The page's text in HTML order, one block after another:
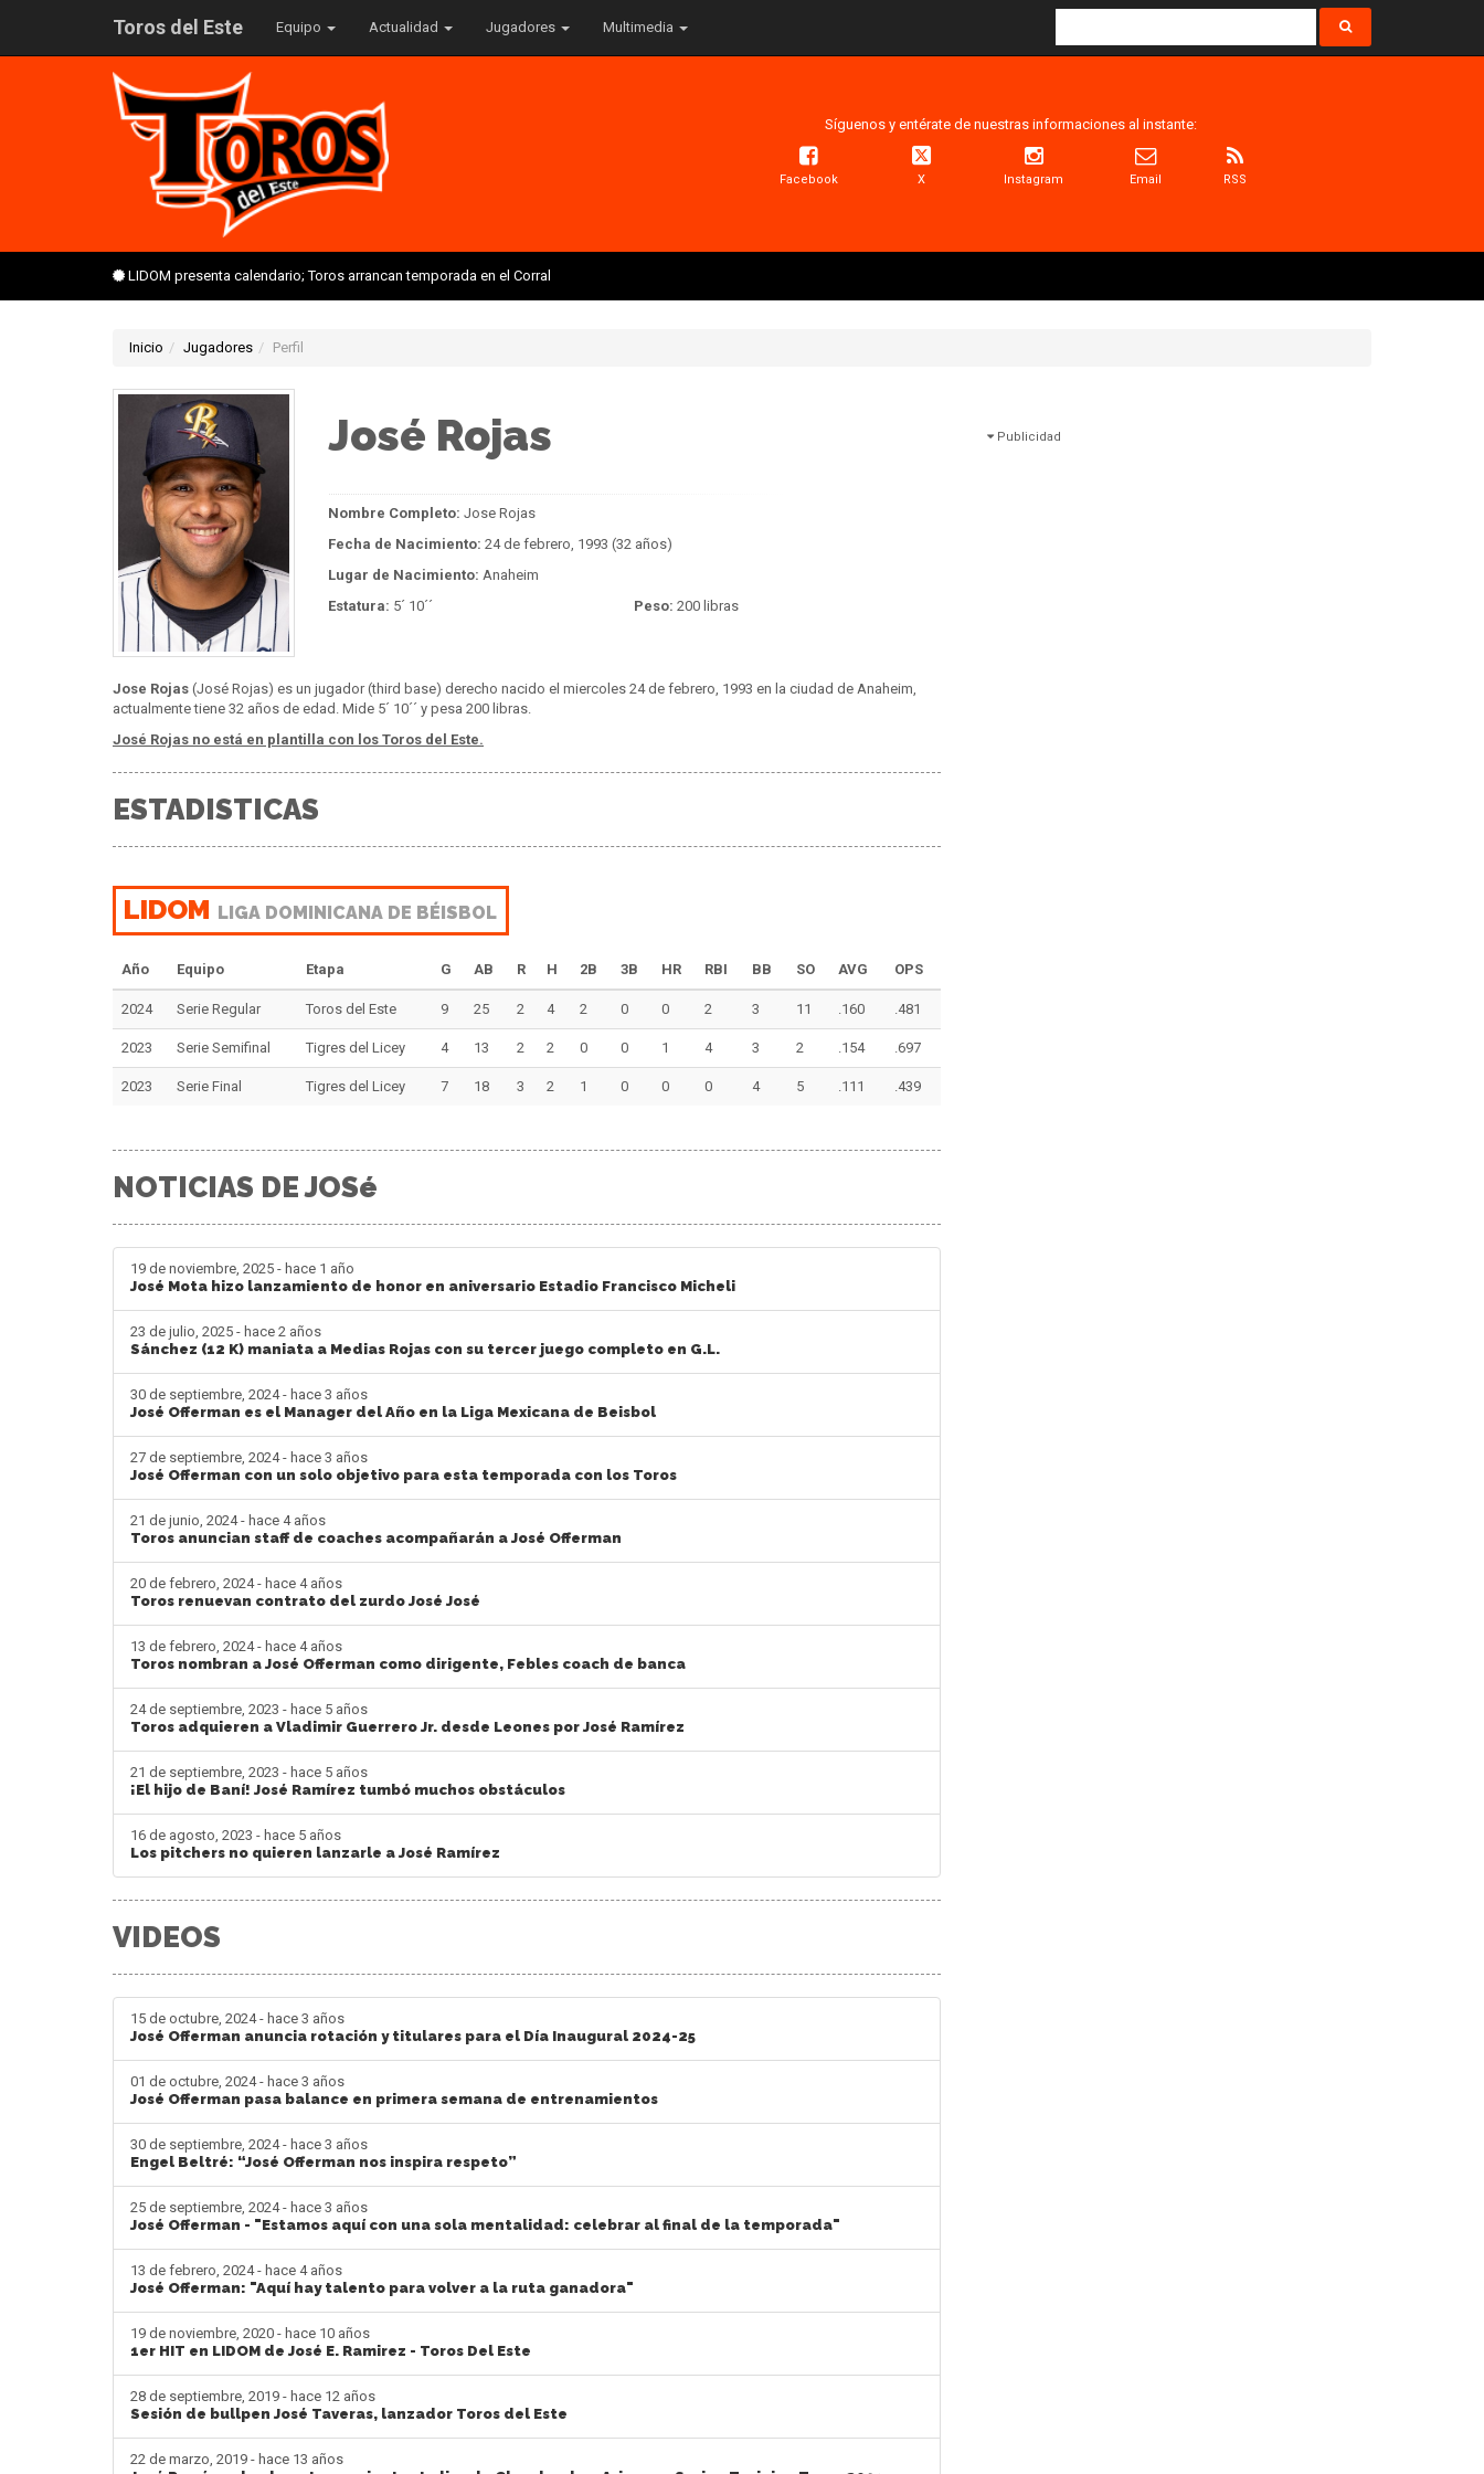
Toros del Este Equipo Actualidad Jugadores Multimedia
Síguenos y entérate de nuestras informaciones al instante:
Facebook X Instagram Email RSS
LIDOM presenta calendario; Toros arrancan temporada en el Corral
Inicio Jugadores Perfil
José Rojas
Nombre Completo: Jose Rojas
Fecha de Nacimiento: 24 de febrero, 1993 (32 años)
Lugar de Nacimiento: Anaheim
Estatura: 5´ 10´´ Peso: 200 libras
Jose Rojas (José Rojas) es un jugador (third base) derecho nacido el miercoles 24 de febrero, 1993 en la ciudad de Anaheim,
actualmente tiene 32 años de edad. Mide 5´ 10´´ y pesa 200 libras.
José Rojas no está en plantilla con los Toros del Este.
ESTADISTICAS
LIDOM LIGA DOMINICANA DE BÉISBOL
Año Equipo Etapa G AB R H 2B 3B HR RBI BB SO AVG OPS
2024 Serie Regular Toros del Este 9 25 2 4 2 0 0 2 3 11 .160 .481
2023 Serie Semifinal Tigres del Licey 4 13 2 2 0 0 1 4 3 2 .154 .697
2023 Serie Final Tigres del Licey 7 18 3 2 1 0 0 0 4 5 .111 .439
NOTICIAS DE JOSé
19 de noviembre, 2025 - hace 1 año
José Mota hizo lanzamiento de honor en aniversario Estadio Francisco Micheli
23 de julio, 2025 - hace 2 años
Sánchez (12 K) maniata a Medias Rojas con su tercer juego completo en G.L.
30 de septiembre, 2024 - hace 3 años
José Offerman es el Manager del Año en la Liga Mexicana de Beisbol
27 de septiembre, 2024 - hace 3 años
José Offerman con un solo objetivo para esta temporada con los Toros
21 de junio, 2024 - hace 4 años
Toros anuncian staff de coaches acompañarán a José Offerman
20 de febrero, 2024 - hace 4 años
Toros renuevan contrato del zurdo José José
13 de febrero, 2024 - hace 4 años
Toros nombran a José Offerman como dirigente, Febles coach de banca
24 de septiembre, 2023 - hace 5 años
Toros adquieren a Vladimir Guerrero Jr. desde Leones por José Ramírez
21 de septiembre, 2023 - hace 5 años
¡El hijo de Baní! José Ramírez tumbó muchos obstáculos
16 de agosto, 2023 - hace 5 años
Los pitchers no quieren lanzarle a José Ramírez
VIDEOS
15 de octubre, 2024 - hace 3 años
José Offerman anuncia rotación y titulares para el Día Inaugural 2024-25
01 de octubre, 2024 - hace 3 años
José Offerman pasa balance en primera semana de entrenamientos
30 de septiembre, 2024 - hace 3 años
Engel Beltré: “José Offerman nos inspira respeto”
25 de septiembre, 2024 - hace 3 años
José Offerman - "Estamos aquí con una sola mentalidad: celebrar al final de la temporada"
13 de febrero, 2024 - hace 4 años
José Offerman: "Aquí hay talento para volver a la ruta ganadora"
19 de noviembre, 2020 - hace 10 años
1er HIT en LIDOM de José E. Ramirez - Toros Del Este
28 de septiembre, 2019 - hace 12 años
Sesión de bullpen José Taveras, lanzador Toros del Este
22 de marzo, 2019 - hace 13 años
Publicidad